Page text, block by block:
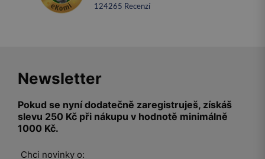
124265 recenzí
Newsletter
Pokud se nyní dodatečně zaregistruješ, získáš
slevu 250 Kč při nákupu v hodnotě minimálně
1000 Kč.
Chci novinky o: